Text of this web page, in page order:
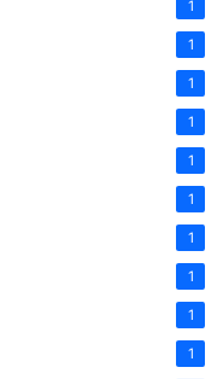
1
1
1
1
1
1
1
1
1
1